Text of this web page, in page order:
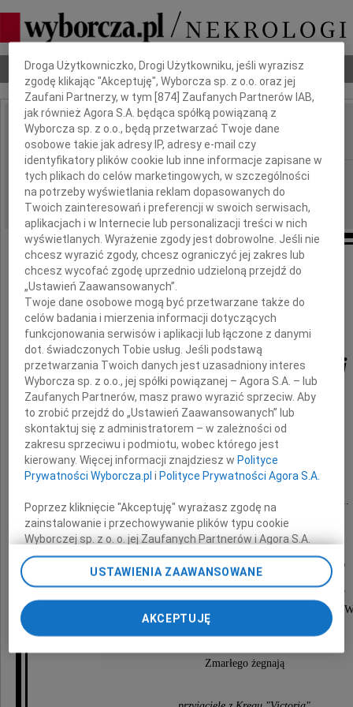
Nekrologi Odeszli Poradnik pogrzebowy
IMIĘ I NAZWISKO: Czesław Łuczaj
REGION: Warszawa
DATA EMISJI: 18.03.2011
druh Czesław Łuczaj
ps. "Roman"
Żołnierz Szarych Szeregów, porucznik WP.
Zmarł 13 marca 2011 roku, przeżywszy lat 81.
Nabożeństwo żałobne odbędzie się
w dniu 21 marca 2011 roku o godzinie 13.00
w kościele parafialnym przy ulicy Gorlickiej,
po czym nastąpi odprowadzenie zwłok na cmentarz we
Zmarłego żegnają
Dbamy o Twoją prywatność
Droga Użytkowniczko, Drogi Użytkowniku, jeśli wyrazisz
zgodę klikając "Akceptuję", Wyborcza sp. z o.o. oraz jej
Zaufani Partnerzy, w tym [874 ] Zaufanych Partnerów IAB,
jak również Agora S.A. będąca spółką powiązaną z
Wyborcza sp. z o.o., będą przetwarzać Twoje dane
osobowe takie jak adresy IP, adresy e-mail czy
identyfikatory plików cookie lub inne informacje zapisane w
tych plikach do celów marketingowych, w szczególności
na potrzeby wyświetlania reklam dopasowanych do
Twoich zainteresowań i preferencji w swoich serwisach,
aplikacjach i w Internecie lub personalizacji treści w nich
wyświetlanych. Wyrażenie zgody jest dobrowolne. Jeśli nie
chcesz wyrazić zgody, chcesz ograniczyć jej zakres lub
chcesz wycofać zgodę uprzednio udzieloną przejdź do
„Ustawień Zaawansowanych”.
Twoje dane osobowe mogą być przetwarzane także do
celów badania i mierzenia informacji dotyczących
funkcjonowania serwisów i aplikacji lub łączone z danymi
dot. świadczonych Tobie usług. Jeśli podstawą
przetwarzania Twoich danych jest uzasadniony interes
Wyborcza sp. z o.o., jej spółki powiązanej – Agora S.A. – lub
Zaufanych Partnerów, masz prawo wyrazić sprzeciw. Aby
to zrobić przejdź do „Ustawień Zaawansowanych” lub
skontaktuj się z administratorem – w zależności od
zakresu sprzeciwu i podmiotu, wobec którego jest
kierowany. Więcej informacji znajdziesz w Polityce
Prywatności Wyborcza.pl i Polityce Prywatności Agora S.A.
Poprzez kliknięcie "Akceptuję" wyrażasz zgodę na
zainstalowanie i przechowywanie plików typu cookie
Wyborczej sp. z o. o. jej Zaufanych Partnerów i Agora S.A.
na Twoim urządzeniu końcowym. Możesz też w każdej
chwili zmienić swoje preferencje dot. plików cookie,
ponownie wywołując narzędzie do zarządzania Twoimi
preferencjami dot. przetwarzania danych poprzez
odnośnik „Ustawienia prywatności” w stopce serwisu i
przechodząc do sekcji „Ustawienia zaawansowane”.
Zmiana ustawień plików cookie możliwa jest także za
USTAWIENIA ZAAWANSOWANE
AKCEPTUJĘ